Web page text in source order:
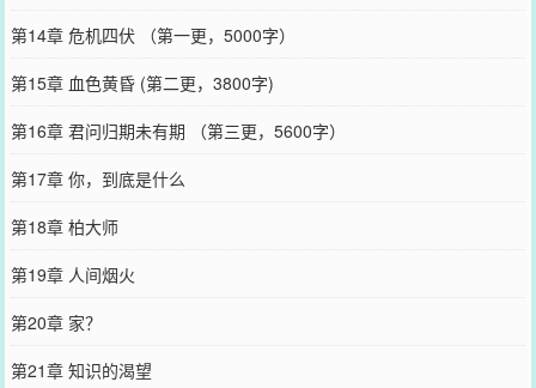
第14章 危机四伏 （第一更，5000字）
第15章 血色黄昏 (第二更，3800字)
第16章 君问归期未有期 （第三更，5600字）
第17章 你，到底是什么
第18章 柏大师
第19章 人间烟火
第20章 家？
第21章 知识的渴望